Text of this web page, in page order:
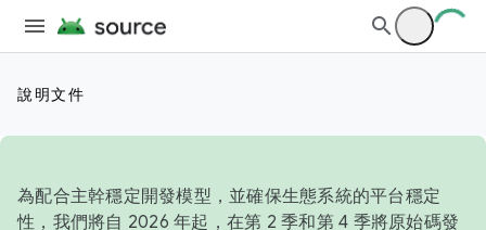
說明文件
為配合主幹穩定開發模型，並確保生態系統的平台穩定
性，我們將自 2026 年起，在第 2 季和第 4 季將原始碼發